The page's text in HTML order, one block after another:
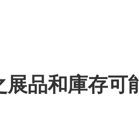
品和庫存